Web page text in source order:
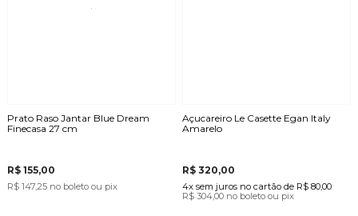
Prato Raso Jantar Blue Dream
Finecasa 27 cm
R$ 155,00
R$ 147,25 no boleto ou pix
Açucareiro Le Casette Egan Italy
Amarelo
R$ 320,00
4x sem juros no cartão de R$ 80,00
R$ 304,00 no boleto ou pix